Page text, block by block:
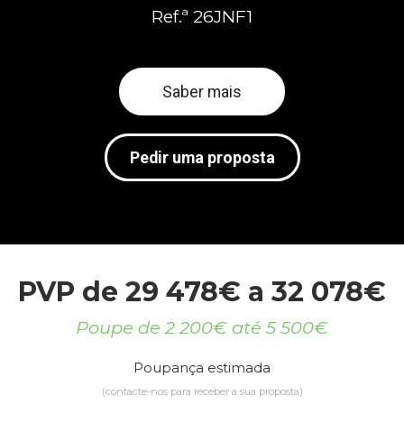
Ref.ª 26JNF1
Saber mais
Pedir uma proposta
PVP de 29 478€ a 32 078€
Poupe de 2 200€ até 5 500€
Poupança estimada
(contacte-nos para receber a sua proposta)